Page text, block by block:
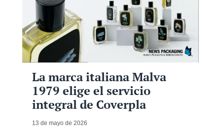
La marca italiana Malva
1979 elige el servicio
integral de Coverpla
13 de mayo de 2026